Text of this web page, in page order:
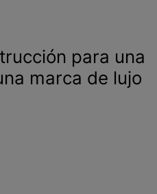
para una
marca de lujo